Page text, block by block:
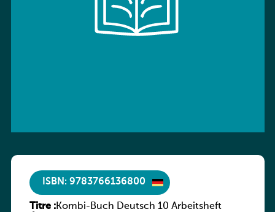
ISBN: 9783766136800
Titre :Kombi-Buch Deutsch 10 Arbeitsheft